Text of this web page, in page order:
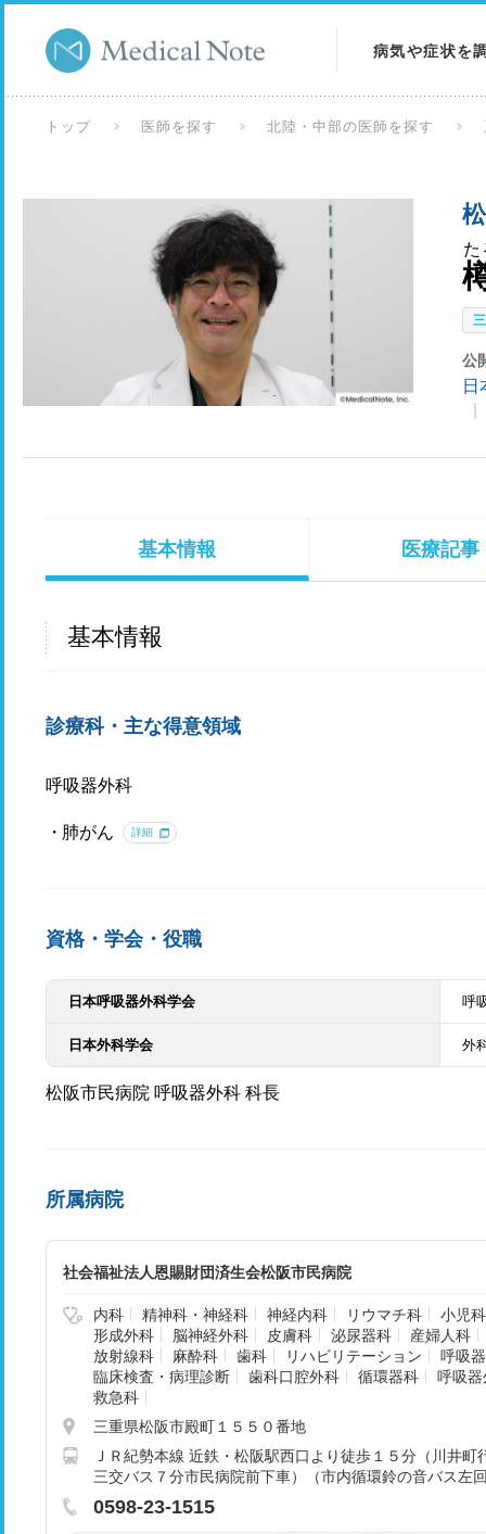
病気や症状を
検査を調べる
トップ 医師を探す 北陸・中部の医師を探す
た
公
日
基本情報 医療記事
基本情報
診療科・主な得意領域
呼吸器外科
肺がん 詳細
資格・学会・役職
日本呼吸器外科学会 呼
日本外科学会 外
松阪市民病院 呼吸器外科 科長
所属病院
社会福祉法人恩賜財団済生会松阪市民病院
内科 精神科・神経科 神経内科 リウマチ科
小児科
形成外科
脳神経外科 皮膚科 泌尿器科
産婦人科
放射線科
麻酔科 歯科 リハビリテーション
呼吸
臨床検査・病理診断
歯科口腔外科 循環器科
呼吸器
救急科
三重県松阪市殿町１５５０番地
ＪＲ紀勢本線 近鉄・松阪駅西口より徒歩１５分（川井
三交バス７分市民病院前下車）（市内循環鈴の音バス左
0598-23-1515